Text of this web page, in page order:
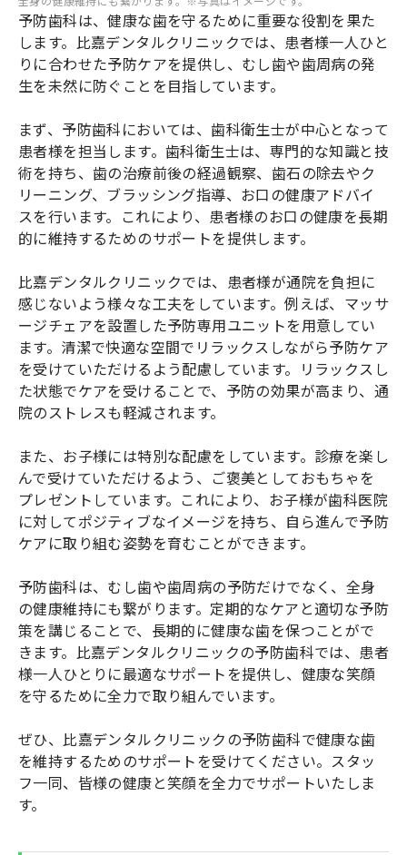
予防歯科は、健康な歯を守るために重要な役割を果た
します。比嘉デンタルクリニックでは、患者様一人ひと
りに合わせた予防ケアを提供し、むし歯や歯周病の発
生を未然に防ぐことを目指しています。
まず、予防歯科においては、歯科衛生士が中心となって
患者様を担当します。歯科衛生士は、専門的な知識と技
術を持ち、歯の治療前後の経過観察、歯石の除去やク
リーニング、ブラッシング指導、お口の健康アドバイ
スを行います。これにより、患者様のお口の健康を長期
的に維持するためのサポートを提供します。
比嘉デンタルクリニックでは、患者様が通院を負担に
感じないよう様々な工夫をしています。例えば、マッサ
ージチェアを設置した予防専用ユニットを用意してい
ます。清潔で快適な空間でリラックスしながら予防ケア
を受けていただけるよう配慮しています。リラックスし
た状態でケアを受けることで、予防の効果が高まり、通
院のストレスも軽減されます。
また、お子様には特別な配慮をしています。診療を楽し
んで受けていただけるよう、ご褒美としておもちゃを
プレゼントしています。これにより、お子様が歯科医院
に対してポジティブなイメージを持ち、自ら進んで予防
ケアに取り組む姿勢を育むことができます。
予防歯科は、むし歯や歯周病の予防だけでなく、全身
の健康維持にも繋がります。定期的なケアと適切な予防
策を講じることで、長期的に健康な歯を保つことがで
きます。比嘉デンタルクリニックの予防歯科では、患者
様一人ひとりに最適なサポートを提供し、健康な笑顔
を守るために全力で取り組んでいます。
ぜひ、比嘉デンタルクリニックの予防歯科で健康な歯
を維持するためのサポートを受けてください。スタッ
フ一同、皆様の健康と笑顔を全力でサポートいたしま
す。